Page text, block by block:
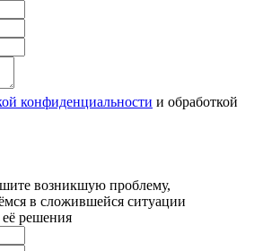
конфиденциальности и обработкой
возникшую проблему,
в сложившейся ситуации
решения